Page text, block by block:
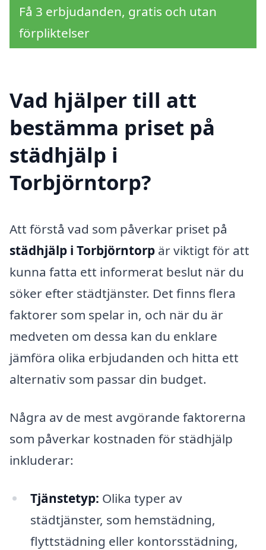
Få 3 erbjudanden, gratis och utan
förpliktelser
Vad hjälper till att
bestämma priset på
städhjälp i
Torbjörntorp?
Att förstå vad som påverkar priset på
städhjälp i Torbjörntorp är viktigt för att
kunna fatta ett informerat beslut när du
söker efter städtjänster. Det finns flera
faktorer som spelar in, och när du är
medveten om dessa kan du enklare
jämföra olika erbjudanden och hitta ett
alternativ som passar din budget.
Några av de mest avgörande faktorerna
som påverkar kostnaden för städhjälp
inkluderar:
Tjänstetyp: Olika typer av
städtjänster, som hemstädning,
flyttstädning eller kontorsstädning,